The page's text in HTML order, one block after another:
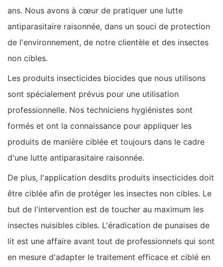
ans. Nous avons à cœur de pratiquer une lutte
antiparasitaire raisonnée, dans un souci de protection
de l'environnement, de notre clientèle et des insectes
non cibles.
Les produits insecticides biocides que nous utilisons
sont spécialement prévus pour une utilisation
professionnelle. Nos techniciens hygiénistes sont
formés et ont la connaissance pour appliquer les
produits de manière ciblée et toujours dans le cadre
d'une lutte antiparasitaire raisonnée.
De plus, l'application desdits produits insecticides doit
être ciblée afin de protéger les insectes non cibles. Le
but de l'intervention est de toucher au maximum les
insectes nuisibles cibles. L'éradication de punaises de
lit est une affaire avant tout de professionnels qui sont
en mesure d'adapter le traitement efficace et ciblé en